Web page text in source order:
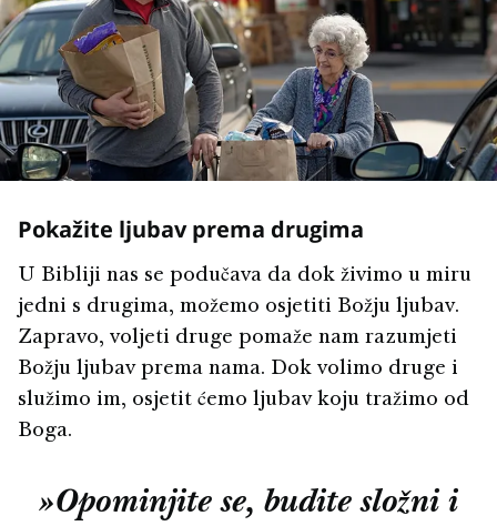
Pokažite ljubav prema drugima
U Bibliji nas se podučava da dok živimo u miru
jedni s drugima, možemo osjetiti Božju ljubav.
Zapravo, voljeti druge pomaže nam razumjeti
Božju ljubav prema nama. Dok volimo druge i
služimo im, osjetit ćemo ljubav koju tražimo od
Boga.
»Opominjite se, budite složni i